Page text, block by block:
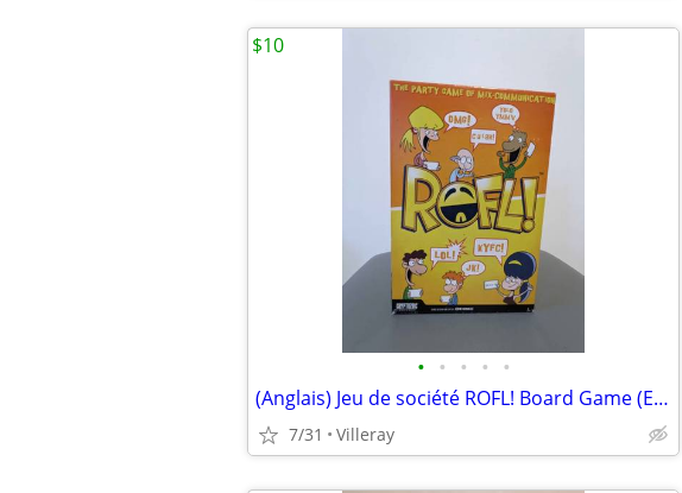
• • • • •
(Anglais) Jeu de société ROFL! Board Game (English)
7/31 Villeray
$10